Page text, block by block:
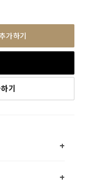
가하기
기